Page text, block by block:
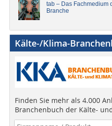
tab – Das Fachmedium
Branche
Kälte-/Klima-
Finden Sie mehr als 4.000
Branchenbuch der Kälte-